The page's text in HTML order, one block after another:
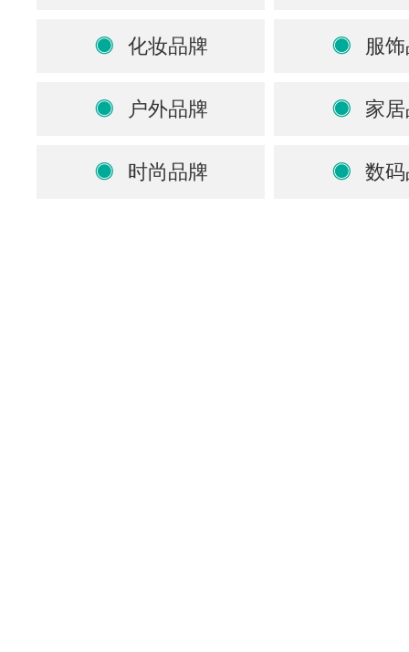
化妆品牌 服
户外品牌 家
时尚品牌 数